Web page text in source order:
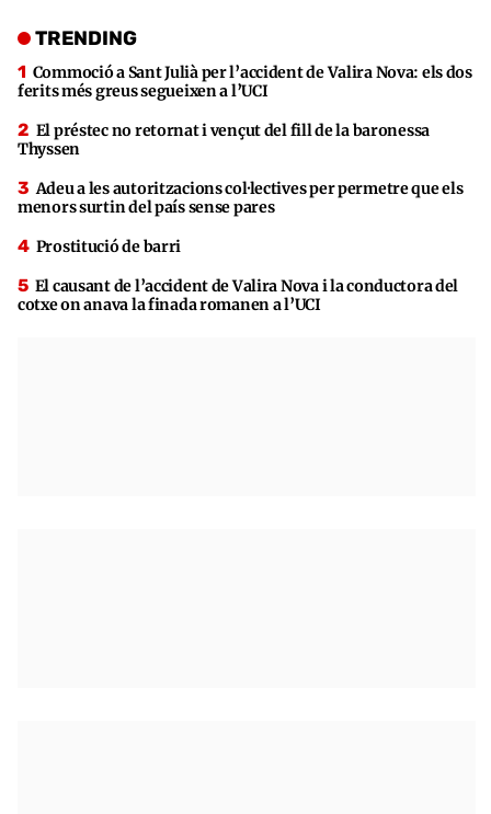
TRENDING
Commoció a Sant Julià per l’accident de Valira Nova: els dos
ferits més greus segueixen a l’UCI
El préstec no retornat i vençut del fill de la baronessa
Thyssen
Adeu a les autoritzacions col·lectives per permetre que els
menors surtin del país sense pares
Prostitució de barri
El causant de l’accident de Valira Nova i la conductora del
cotxe on anava la finada romanen a l’UCI